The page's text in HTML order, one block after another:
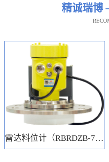
精诚瑞博
雷达料位计（RBRDZB-71-6-C）